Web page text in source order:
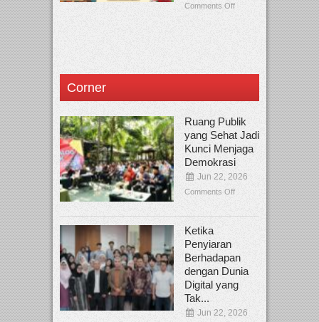
Comments Off
Corner
Ruang Publik
yang Sehat Jadi
Kunci Menjaga
Demokrasi
Jun 22, 2026
Comments Off
Ketika
Penyiaran
Berhadapan
dengan Dunia
Digital yang
Tak...
Jun 22, 2026